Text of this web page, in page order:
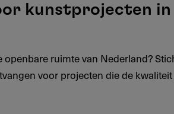
kunstprojecten in
ruimte van Nederland?
voor projecten die de kwaliteit